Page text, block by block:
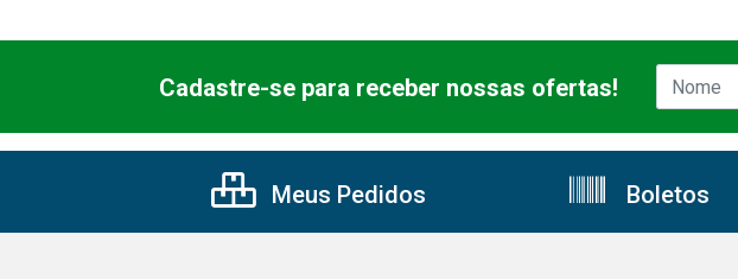
Cadastre-se para receber nossas ofertas!
Meus Pedidos Boletos